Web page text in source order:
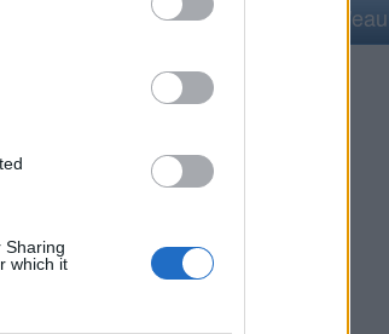
Sharing
which it
erreur Ajouter un point d'eau